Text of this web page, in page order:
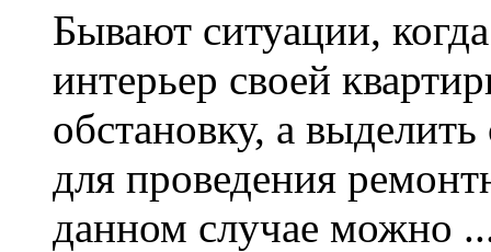
Бывают ситуации,
интерьер своей
обстановку, а
для проведения
данном случае можно